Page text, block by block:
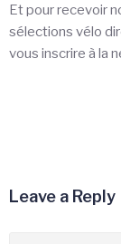
Et pour recevoir
sélections vélo
vous inscrire à la
Leave a Reply